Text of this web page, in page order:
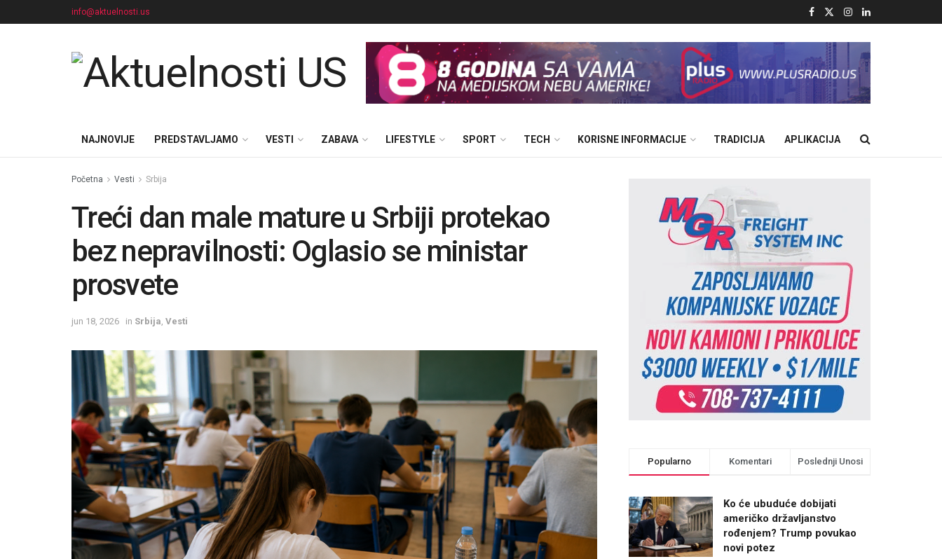
info@aktuelnosti.us
NAJNOVIJE PREDSTAVLJAMO VESTI ZABAVA LIFESTYLE SPORT TECH KORISNE INFORMACIJE TRADICIJA APLIKACIJA
Početna Vesti Srbija
Treći dan male mature u Srbiji protekao
bez nepravilnosti: Oglasio se ministar
prosvete
jun 18, 2026 in Srbija Vesti
Popularno Komentari Poslednji Unosi
Ko će ubuduće dobijati
američko državljanstvo
rođenjem? Trump povukao
novi potez